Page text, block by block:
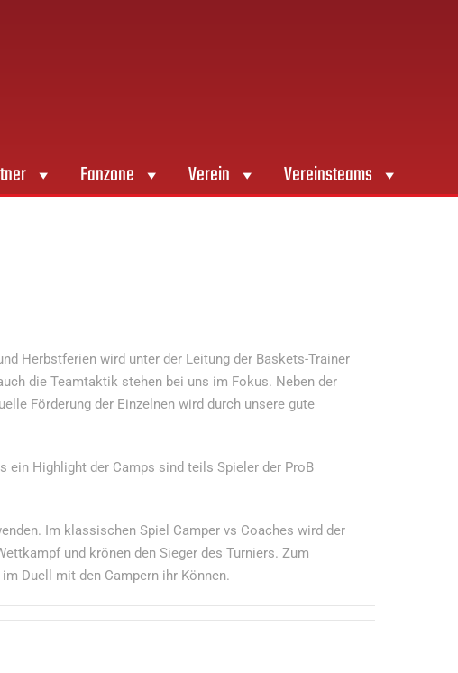
Fanzone Verein Vereinsteams
Herbstferien wird unter der Leitung der Baskets-Trainer
die Teamtaktik stehen bei uns im Fokus. Neben der
Förderung der Einzelnen wird durch unsere gute
ein Highlight der Camps sind teils Spieler der ProB
Im klassischen Spiel Camper vs Coaches wird der
und krönen den Sieger des Turniers. Zum
Duell mit den Campern ihr Können.